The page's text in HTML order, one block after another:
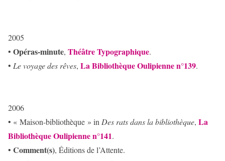
2005
• Opéras-minute, Théâtre Typographique.
• Le voyage des rêves, La Bibliothèque Oulipienne n°139.
2006
• « Maison-bibliothèque » in Des rats dans la bibliothèque, La
Bibliothèque Oulipienne n°141.
• Comment(s), Éditions de l’Attente.